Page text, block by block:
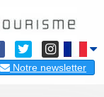
Notre newsletter